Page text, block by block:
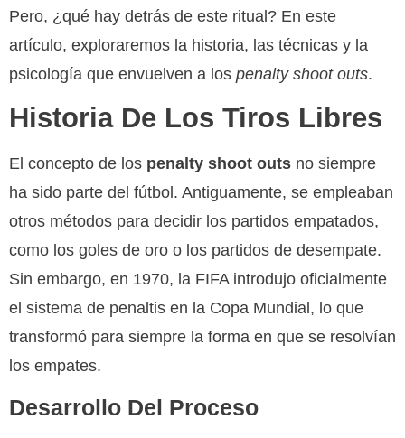
Pero, ¿qué hay detrás de este ritual? En este
artículo, exploraremos la historia, las técnicas y la
psicología que envuelven a los penalty shoot outs.
Historia De Los Tiros Libres
El concepto de los penalty shoot outs no siempre
ha sido parte del fútbol. Antiguamente, se empleaban
otros métodos para decidir los partidos empatados,
como los goles de oro o los partidos de desempate.
Sin embargo, en 1970, la FIFA introdujo oficialmente
el sistema de penaltis en la Copa Mundial, lo que
transformó para siempre la forma en que se resolvían
los empates.
Desarrollo Del Proceso